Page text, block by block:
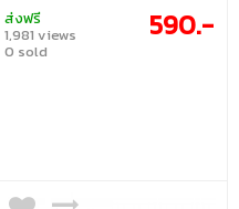
การจัดทำแบบกล่องสุ่มให้แฟนคลับได้ร่วมลุ้น
ตัว secret ที่มีจำนวนจำกัด ถือเป็นงานที่แฟน
คลับและนักสะสมเรื่องนี้ห้ามพลาด หมายเหตุ
ส่งฟรี
1,981 views
0 sold
590.-